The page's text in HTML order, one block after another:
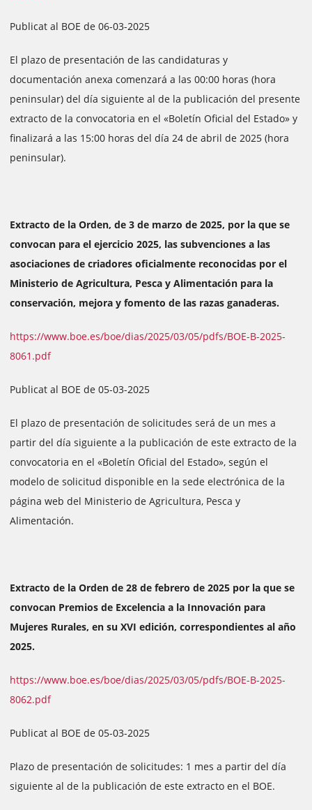
Publicat al BOE de 06-03-2025
El plazo de presentación de las candidaturas y
documentación anexa comenzará a las 00:00 horas (hora
peninsular) del día siguiente al de la publicación del presente
extracto de la convocatoria en el «Boletín Oficial del Estado» y
finalizará a las 15:00 horas del día 24 de abril de 2025 (hora
peninsular).
Extracto de la Orden, de 3 de marzo de 2025, por la que se
convocan para el ejercicio 2025, las subvenciones a las
asociaciones de criadores oficialmente reconocidas por el
Ministerio de Agricultura, Pesca y Alimentación para la
conservación, mejora y fomento de las razas ganaderas.
https://www.boe.es/boe/dias/2025/03/05/pdfs/BOE-B-2025-
8061.pdf
Publicat al BOE de 05-03-2025
El plazo de presentación de solicitudes será de un mes a
partir del día siguiente a la publicación de este extracto de la
convocatoria en el «Boletín Oficial del Estado», según el
modelo de solicitud disponible en la sede electrónica de la
página web del Ministerio de Agricultura, Pesca y
Alimentación.
Extracto de la Orden de 28 de febrero de 2025 por la que se
convocan Premios de Excelencia a la Innovación para
Mujeres Rurales, en su XVI edición, correspondientes al año
2025.
https://www.boe.es/boe/dias/2025/03/05/pdfs/BOE-B-2025-
8062.pdf
Publicat al BOE de 05-03-2025
Plazo de presentación de solicitudes: 1 mes a partir del día
siguiente al de la publicación de este extracto en el BOE.